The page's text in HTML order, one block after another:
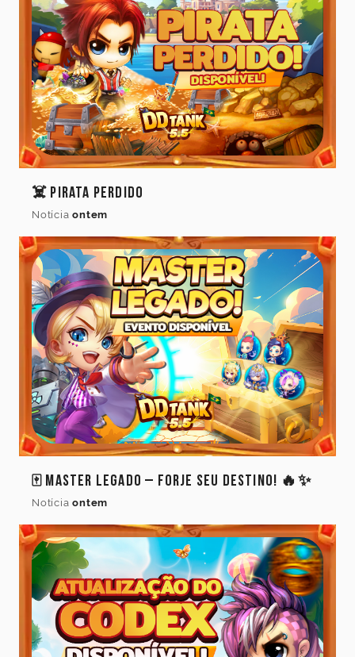
☠️ Pirata Perdido
Notícia ontem
🀄 Master Legado – Forje Seu Destino! 🔥✨
Notícia ontem